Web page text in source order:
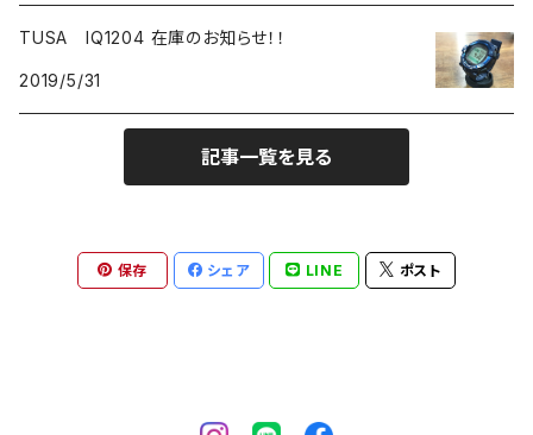
TUSA IQ1204 在庫のお知らせ！！
2019/5/31
記事一覧を見る
保存 シェア LINE ポスト